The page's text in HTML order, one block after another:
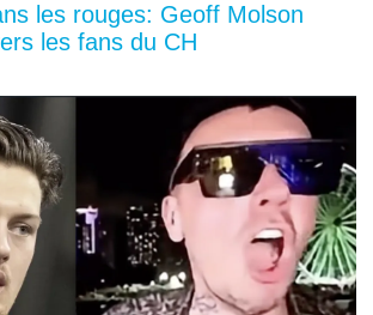
les rouges: Geoff Molson
les fans du CH